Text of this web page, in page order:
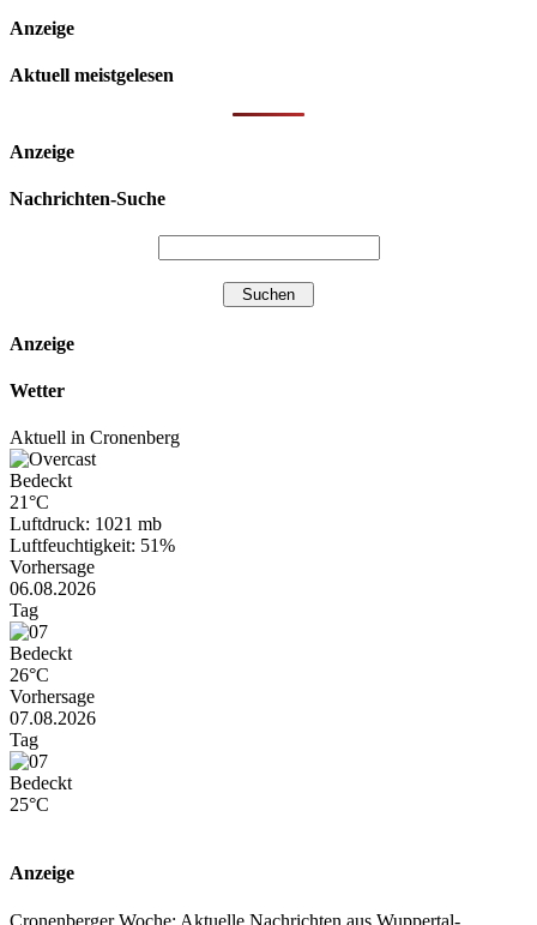
Anzeige
Aktuell meistgelesen
Anzeige
Nachrichten-Suche
Anzeige
Wetter
Aktuell in Cronenberg
Bedeckt
21°C
Luftdruck: 1021 mb
Luftfeuchtigkeit: 51%
Vorhersage
06.08.2026
Tag
Bedeckt
26°C
Vorhersage
07.08.2026
Tag
Bedeckt
25°C
Anzeige
Cronenberger Woche: Aktuelle Nachrichten aus Wuppertal-